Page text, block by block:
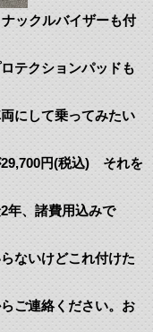
ックルバイザーも付
テクションパッドも
にして乗ってみたい
29,700円(税込) それを
2年、諸費用込みで
ないけどこれ付けた
ご連絡ください。お